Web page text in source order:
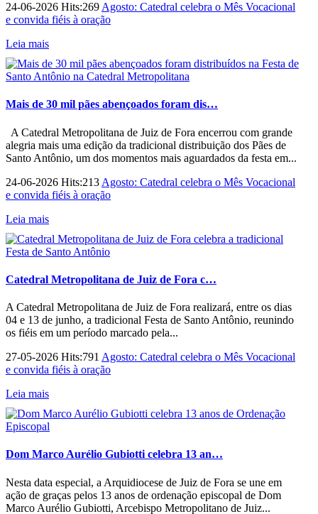
24-06-2026 Hits:269 Agosto: Catedral celebra o Mês Vocacional
e convida fiéis à oração
Leia mais
Mais de 30 mil pães abençoados foram dis…
A Catedral Metropolitana de Juiz de Fora encerrou com grande
alegria mais uma edição da tradicional distribuição dos Pães de
Santo Antônio, um dos momentos mais aguardados da festa em...
24-06-2026 Hits:213 Agosto: Catedral celebra o Mês Vocacional
e convida fiéis à oração
Leia mais
Catedral Metropolitana de Juiz de Fora c…
A Catedral Metropolitana de Juiz de Fora realizará, entre os dias
04 e 13 de junho, a tradicional Festa de Santo Antônio, reunindo
os fiéis em um período marcado pela...
27-05-2026 Hits:791 Agosto: Catedral celebra o Mês Vocacional
e convida fiéis à oração
Leia mais
Dom Marco Aurélio Gubiotti celebra 13 an…
Nesta data especial, a Arquidiocese de Juiz de Fora se une em
ação de graças pelos 13 anos de ordenação episcopal de Dom
Marco Aurélio Gubiotti, Arcebispo Metropolitano de Juiz...